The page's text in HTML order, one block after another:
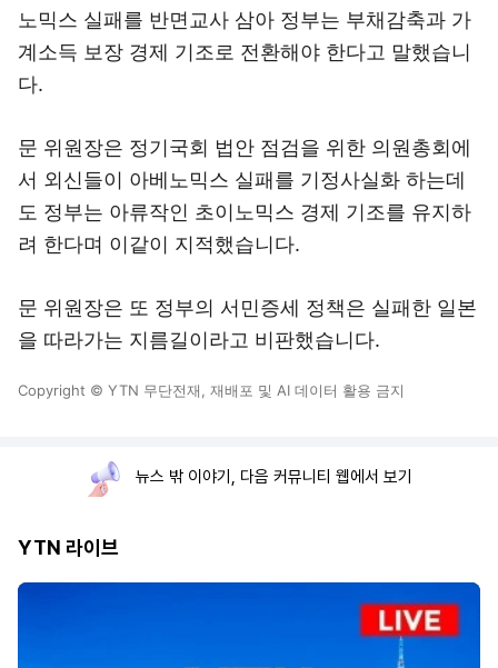
노믹스 실패를 반면교사 삼아 정부는 부채감축과 가
계소득 보장 경제 기조로 전환해야 한다고 말했습니
다.
문 위원장은 정기국회 법안 점검을 위한 의원총회에
서 외신들이 아베노믹스 실패를 기정사실화 하는데
도 정부는 아류작인 초이노믹스 경제 기조를 유지하
려 한다며 이같이 지적했습니다.
문 위원장은 또 정부의 서민증세 정책은 실패한 일본
을 따라가는 지름길이라고 비판했습니다.
Copyright © YTN 무단전재, 재배포 및 AI 데이터 활용 금지
뉴스 밖 이야기, 다음 커뮤니티 웹에서 보기
YTN 라이브